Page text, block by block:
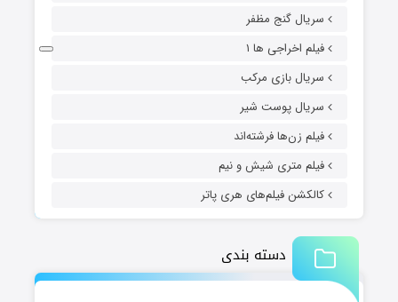
سریال گنج مظفر
فیلم اخراجی ها ۱
سریال بازی مرکب
سریال پوست شیر
فیلم زن‌ها فرشته‌اند
فیلم متری شیش و نیم
کالکشن فیلم‌های هری پاتر
دسته بندی